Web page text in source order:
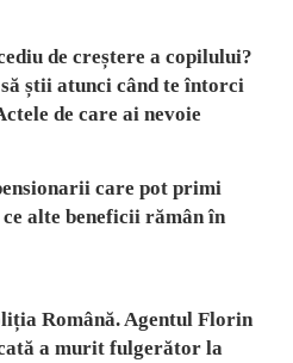
de creștere a copilului?
știi atunci când te întorci
de care ai nevoie
care pot primi
alte beneficii rămân în
Română. Agentul Florin
a murit fulgerător la